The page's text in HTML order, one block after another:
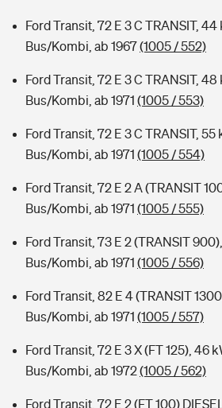
Ford Transit, 72 E 3 C TRANSIT, 44
Bus/Kombi, ab 1967(1005 / 552)
Ford Transit, 72 E 3 C TRANSIT, 48
Bus/Kombi, ab 1971 (1005 / 553)
Ford Transit, 72 E 3 C TRANSIT, 55
Bus/Kombi, ab 1971 (1005 / 554)
Ford Transit, 72 E 2 A (TRANSIT
Bus/Kombi, ab 1971 (1005 / 555)
Ford Transit, 73 E 2 (TRANSIT
Bus/Kombi, ab 1971 (1005 / 556)
Ford Transit, 82 E 4 (TRANSIT
Bus/Kombi, ab 1971 (1005 / 557)
Ford Transit, 72 E 3 X (FT 125), 46
Bus/Kombi, ab 1972(1005 / 562)
Ford Transit, 72 E 2 (FT 100)